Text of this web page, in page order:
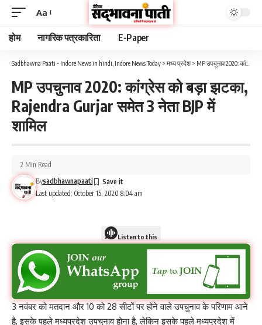
Aa
होम नागरिक पत्रकारिता E-Paper
Sadbhawna Paati - Indore News in hindi, Indore News Today > मध्य प्रदेश> MP उपचुनाव 2020: कांग्रेस को बड़ा झटका, Rajendra Gurjar समेत 3 नेता BJP में शामिल
MP उपचुनाव 2020: कांग्रेस को बड़ा झटका,
Rajendra Gurjar समेत 3 नेता BJP में
शामिल
Last updated: October 15, 2020 8:04 am
Bysadbhawnapaati
2 Min Read
Listen to this
3 नवंबर को मतदान और 10 को 28 सीटों पर होने वाले उपचुनाव के परिणाम आने
है, इसके पहले मध्यप्रदेश उपचुनाव होना है, लेकिन इसके पहले मध्यप्रदेश में